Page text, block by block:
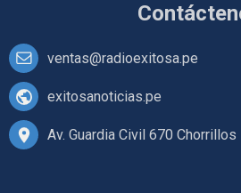
ventas@radioexitosa.pe
exitosanoticias.pe
Av. Guardia Civil 670 Chorrillos